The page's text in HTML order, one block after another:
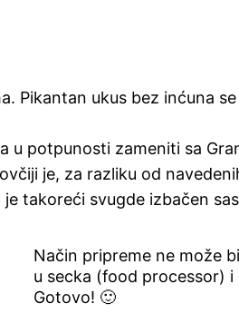
Pikantan ukus bez inćuna
u potpunosti zameniti sa
je, za razliku od
takoreći svugde izbačen
Način pripreme ne može
u secka (food processor)
Gotovo! 🙂